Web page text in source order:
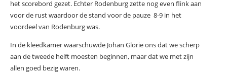
het scorebord gezet. Echter Rodenburg zette nog even flink aan
voor de rust waardoor de stand voor de pauze 8-9 in het
voordeel van Rodenburg was.
In de kleedkamer waarschuwde Johan Glorie ons dat we scherp
aan de tweede helft moesten beginnen, maar dat we met zijn
allen goed bezig waren.